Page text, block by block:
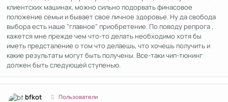
клиентских машинах, можно сильно подорвать финасовое
положение семьи и бывает свое личное здоровье. Ну да свобода
выбора есть наше "главное" приобретение. По поводу репрога ,
кажется мне прежде чем что-то делать необходимо хотя бы
иметь предсталение о том что делаешь, что хочешь получить и
какие результаты могут быть получены. Все-таки чип-тюнинг
должен быть следующей ступенью.
bfkot Пользователи